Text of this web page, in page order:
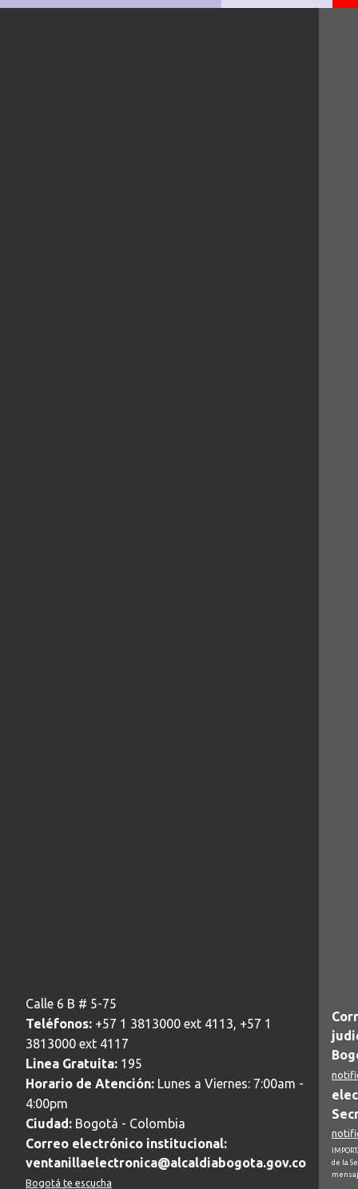
Calle 6 B # 5-75
Teléfonos: +57 1 3813000 ext 4113, +57 1
3813000 ext 4117
Linea Gratuita: 195
Horario de Atención: Lunes a Viernes: 7:00am -
4:00pm
Ciudad: Bogotá - Colombia
Correo electrónico institucional:
ventanillaelectronica@alcaldiabogota.gov.co
Bogotá te escucha
de la